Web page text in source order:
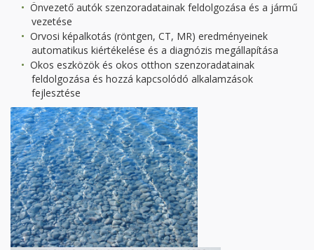
Önvezető autók szenzoradatainak feldolgozása és a jármű
vezetése
Orvosi képalkotás (röntgen, CT, MR) eredményeinek
automatikus kiértékelése és a diagnózis megállapítása
Okos eszközök és okos otthon szenzoradatainak
feldolgozása és hozzá kapcsolódó alkalamzások
fejlesztése